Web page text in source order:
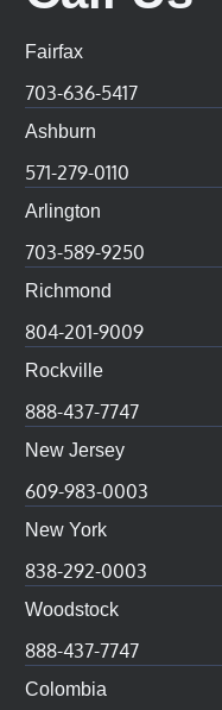
Fairfax
703-636-5417
Ashburn
571-279-0110
Arlington
703-589-9250
Richmond
804-201-9009
Rockville
888-437-7747
New Jersey
609-983-0003
New York
838-292-0003
Woodstock
888-437-7747
Colombia